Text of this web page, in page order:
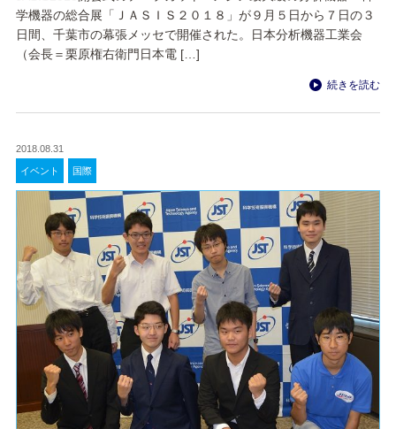
学機器の総合展「ＪＡＳＩＳ２０１８」が９月５日から７日の３
日間、千葉市の幕張メッセで開催された。日本分析機器工業会
（会長＝栗原権右衛門日本電 […]
続きを読む
2018.08.31
イベント 国際